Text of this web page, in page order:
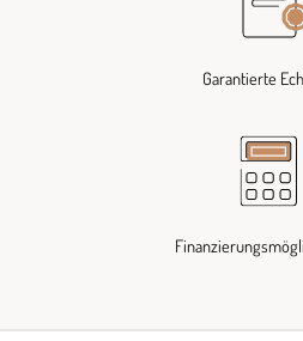
Garantierte